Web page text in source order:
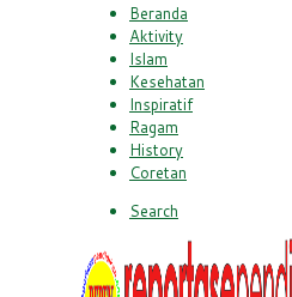
Beranda
Aktivity
Islam
Kesehatan
Inspiratif
Ragam
History
Coretan
Search